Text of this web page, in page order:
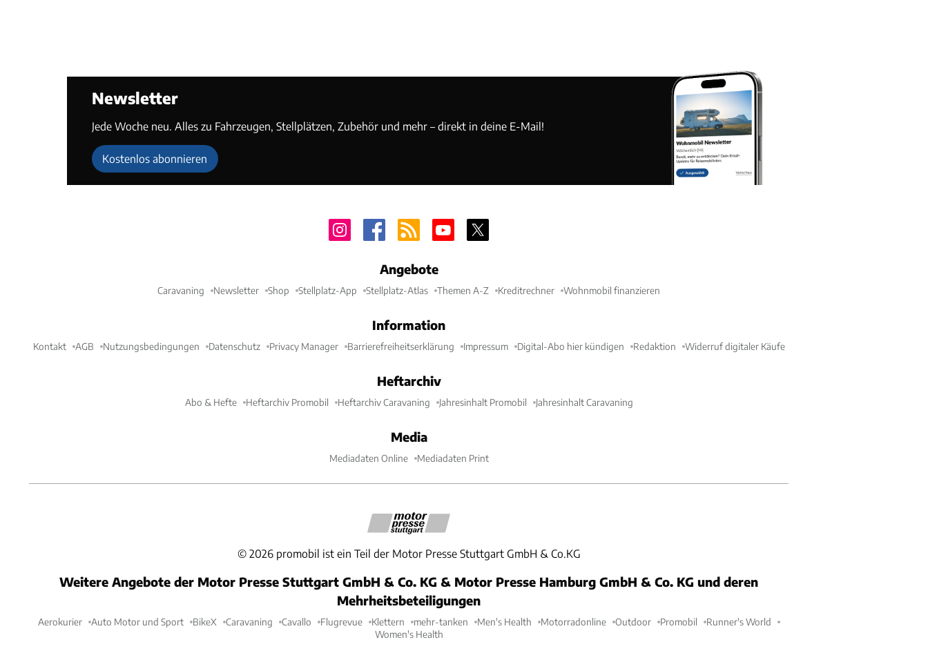
Newsletter
Jede Woche neu. Alles zu Fahrzeugen, Stellplätzen, Zubehör und mehr – direkt in deine E-Mail!
Kostenlos abonnieren
Angebote
Caravaning Newsletter Shop Stellplatz-App Stellplatz-Atlas Themen A-Z Kreditrechner Wohnmobil finanzieren
Information
Kontakt AGB Nutzungsbedingungen Datenschutz Privacy Manager Barrierefreiheitserklärung Impressum Digital-Abo hier kündigen Redaktion Widerruf digitaler Käufe
Heftarchiv
Abo & Hefte Heftarchiv Promobil Heftarchiv Caravaning Jahresinhalt Promobil Jahresinhalt Caravaning
Media
Mediadaten Online Mediadaten Print
© 2026 promobil ist ein Teil der Motor Presse Stuttgart GmbH & Co.KG
Weitere Angebote der Motor Presse Stuttgart GmbH & Co. KG & Motor Presse Hamburg GmbH & Co. KG und deren
Mehrheitsbeteiligungen
Aerokurier Auto Motor und Sport BikeX Caravaning Cavallo Flugrevue Klettern mehr-tanken Men's Health Motorradonline Outdoor Promobil
Runner's World
Women's Health